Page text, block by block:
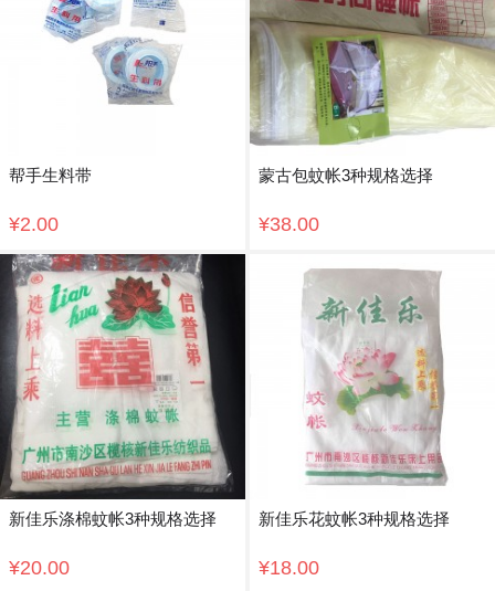
帮手生料带
¥2.00
蒙古包蚊帐3种规格选择
¥38.00
新佳乐涤棉蚊帐3种规格选择
¥20.00
新佳乐花蚊帐3种规格选择
¥18.00